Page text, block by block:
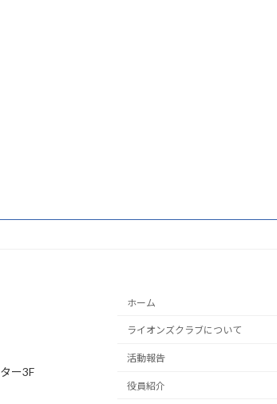
ー3F
ホーム
ライオンズクラブについて
活動報告
役員紹介